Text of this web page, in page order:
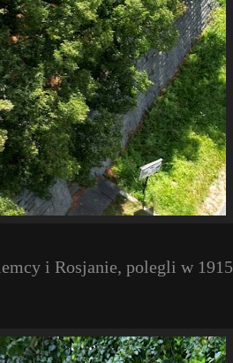
i Rosjanie, polegli w 1915